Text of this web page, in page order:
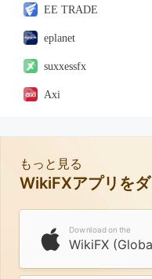
EE TRADE
eplanet
suxxessfx
Axi
もっと見る
WikiFXアプリを
Download on the
WikiFX